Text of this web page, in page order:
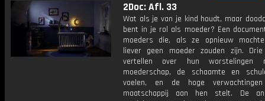
2Doc: Afl. 33
Wat als je van je kind houdt, maar
bent in je rol als moeder? Een
moeders die, als ze opnieuw
liever geen moeder zouden zijn.
vertellen over hun worstelingen
moederschap, de schaamte en
voelen, en de hoge
maatschappij aan hen stelt. De